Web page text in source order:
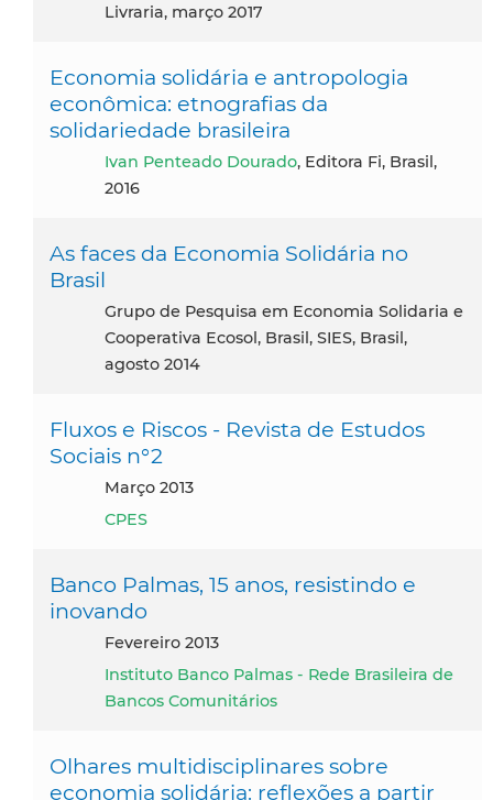
Livraria, março 2017
Economia solidária e antropologia
econômica: etnografias da
solidariedade brasileira
Ivan Penteado Dourado, Editora Fi, Brasil,
2016
As faces da Economia Solidária no
Brasil
Grupo de Pesquisa em Economia Solidaria e
Cooperativa Ecosol, Brasil, SIES, Brasil,
agosto 2014
Fluxos e Riscos - Revista de Estudos
Sociais n°2
março 2013
CPES
Banco Palmas, 15 anos, resistindo e
inovando
fevereiro 2013
Instituto Banco Palmas - Rede Brasileira de
Bancos Comunitários
Olhares multidisciplinares sobre
economia solidária: reflexões a partir